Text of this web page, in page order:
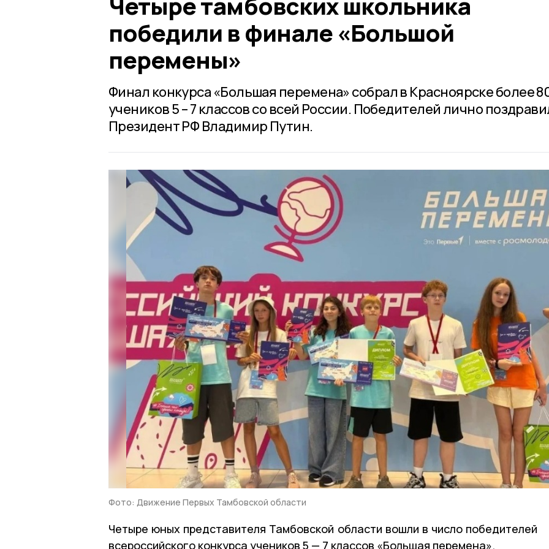
победили в финале «Большой
перемены»
Финал конкурса «Большая перемена» собрал в Красноярске более
учеников 5 – 7 классов со всей России. Победителей лично
Президент РФ Владимир Путин.
Фото: Движение Первых Тамбовской области
Четыре юных представителя Тамбовской области вошли в число победителей
всероссийского конкурса учеников 5 — 7 классов «Большая перемена».